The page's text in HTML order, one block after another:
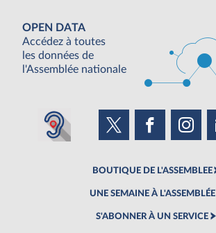
OPEN DATA
Accédez à toutes
les données de
l'Assemblée nationale
BOUTIQUE DE L'ASSEMBLEE
UNE SEMAINE À L'ASSEMBLÉE
S'ABONNER À UN SERVICE